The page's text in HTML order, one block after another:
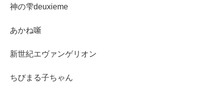
神の雫deuxieme
あかね噺
新世紀エヴァンゲリオン
ちびまる子ちゃん